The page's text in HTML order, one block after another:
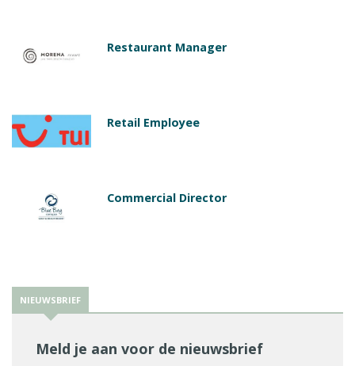
Restaurant Manager
Retail Employee
Commercial Director
NIEUWSBRIEF
Meld je aan voor de nieuwsbrief